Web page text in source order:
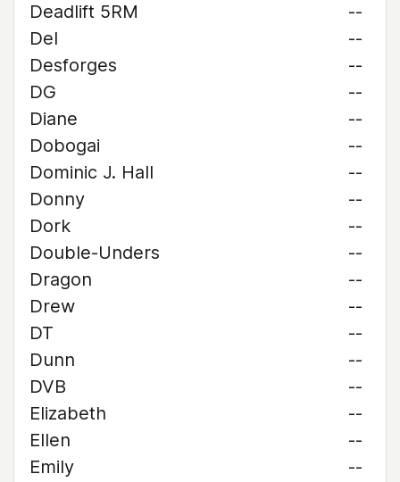
Deadlift 5RM
--
Del
--
Desforges
--
DG
--
Diane
--
Dobogai
--
Dominic J. Hall
--
Donny
--
Dork
--
Double-Unders
--
Dragon
--
Drew
--
DT
--
Dunn
--
DVB
--
Elizabeth
--
Ellen
--
Emily
--